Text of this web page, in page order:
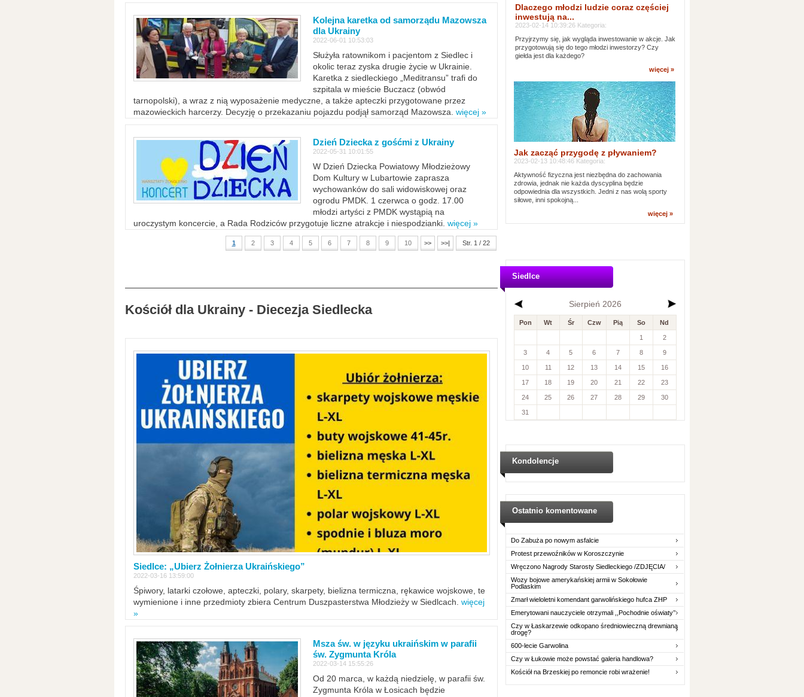
Kolejna karetka od samorządu Mazowsza
dla Ukrainy
2022-06-01 10:53:03
Służyła ratownikom i pacjentom z Siedlec i
okolic teraz zyska drugie życie w Ukrainie.
Karetka z siedleckiego „Meditransu” trafi do
szpitala w mieście Buczacz (obwód
tarnopolski), a wraz z nią wyposażenie medyczne, a także apteczki przygotowane przez
mazowieckich harcerzy. Decyzję o przekazaniu pojazdu podjął samorząd Mazowsza. więcej »
Dzień Dziecka z gośćmi z Ukrainy
2022-05-31 10:01:55
W Dzień Dziecka Powiatowy Młodzieżowy
Dom Kultury w Lubartowie zaprasza
wychowanków do sali widowiskowej oraz
ogrodu PMDK. 1 czerwca o godz. 17.00
młodzi artyści z PMDK wystąpią na
uroczystym koncercie, a Rada Rodziców przygotuje liczne atrakcje i niespodzianki. więcej »
1 2 3 4 5 6 7 8 9 10 >> >>| Str. 1 / 22
Kościół dla Ukrainy - Diecezja Siedlecka
Siedlce: „Ubierz Żołnierza Ukraińskiego”
2022-03-16 13:59:00
Śpiwory, latarki czołowe, apteczki, polary, skarpety, bielizna termiczna, rękawice wojskowe, te
wymienione i inne przedmioty zbiera Centrum Duszpasterstwa Młodzieży w Siedlcach. więcej
»
Msza św. w języku ukraińskim w parafii
św. Zygmunta Króla
2022-03-14 15:55:26
Od 20 marca, w każdą niedzielę, w parafii św.
Zygmunta Króla w Łosicach będzie
Dlaczego młodzi ludzie coraz częściej
inwestują na...
2023-02-14 10:39:26 Kategoria:
Przyjrzymy się, jak wygląda inwestowanie w akcje. Jak
przygotowują się do tego młodzi inwestorzy? Czy
giełda jest dla każdego?
więcej »
Jak zacząć przygodę z pływaniem?
2023-02-13 10:48:46 Kategoria:
Aktywność fizyczna jest niezbędna do zachowania
zdrowia, jednak nie każda dyscyplina będzie
odpowiednia dla wszystkich. Jedni z nas wolą sporty
siłowe, inni spokojną...
więcej »
Siedlce
Sierpień 2026
Pon Wt Śr Czw Pią So Nd
1 2
3 4 5 6 7 8 9
10 11 12 13 14 15 16
17 18 19 20 21 22 23
24 25 26 27 28 29 30
31
Kondolencje
Ostatnio komentowane
Do Zabuża po nowym asfalcie
Protest przewoźników w Koroszczynie
Wręczono Nagrody Starosty Siedleckiego /ZDJĘCIA/
Wozy bojowe amerykańskiej armii w Sokołowie
Podlaskim
Zmarł wieloletni komendant garwolińskiego hufca ZHP
Emerytowani nauczyciele otrzymali ,,Pochodnie oświaty’’
Czy w Łaskarzewie odkopano średniowieczną drewnianą
drogę?
600-lecie Garwolina
Czy w Łukowie może powstać galeria handlowa?
Kościół na Brzeskiej po remoncie robi wrażenie!